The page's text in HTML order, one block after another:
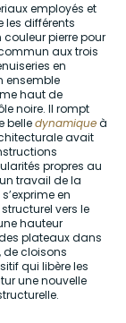
employés et
les différents
pierre pour
aux trois
en
ensemble
haut de
noire. Il rompt
belledynamiqueà
avait
propres au
travail de la
en
vers le
hauteur
plateaux dans
de cloisons
qui libère les
une nouvelle